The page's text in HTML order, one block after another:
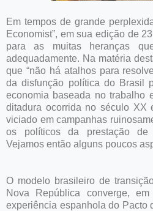
Em tempos de grande
Economist”, em sua edição de
para as muitas heranças
adequadamente. Na matéria
que “não há atalhos para
da disfunção política do Brasil
economia baseada no trabalho
ditadura ocorrida no século XX
viciado em campanhas
os políticos da prestação de
Vejamos então alguns poucos
O modelo brasileiro de
Nova República converge,
experiência espanhola do Pacto